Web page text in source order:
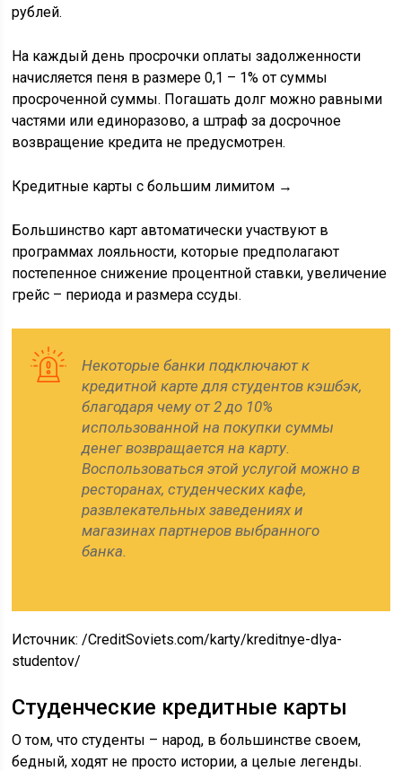
рублей.
На каждый день просрочки оплаты задолженности
начисляется пеня в размере 0,1 – 1% от суммы
просроченной суммы. Погашать долг можно равными
частями или единоразово, а штраф за досрочное
возвращение кредита не предусмотрен.
Кредитные карты с большим лимитом →
Большинство карт автоматически участвуют в
программах лояльности, которые предполагают
постепенное снижение процентной ставки, увеличение
грейс – периода и размера ссуды.
Некоторые банки подключают к
кредитной карте для студентов кэшбэк,
благодаря чему от 2 до 10%
использованной на покупки суммы
денег возвращается на карту.
Воспользоваться этой услугой можно в
ресторанах, студенческих кафе,
развлекательных заведениях и
магазинах партнеров выбранного
банка.
Источник:/CreditSoviets.com/karty/kreditnye-dlya-
studentov/
Студенческие кредитные карты
О том, что студенты – народ, в большинстве своем,
бедный, ходят не просто истории, а целые легенды.